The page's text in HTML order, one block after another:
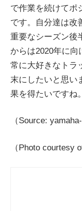
で作業を続けてポ
です。自分達は改
重要なシーズン後
からは2020年に
常に大好きなトラ
末にしたいと思い
果を得たいですね
（Source:
（Photo courtesy